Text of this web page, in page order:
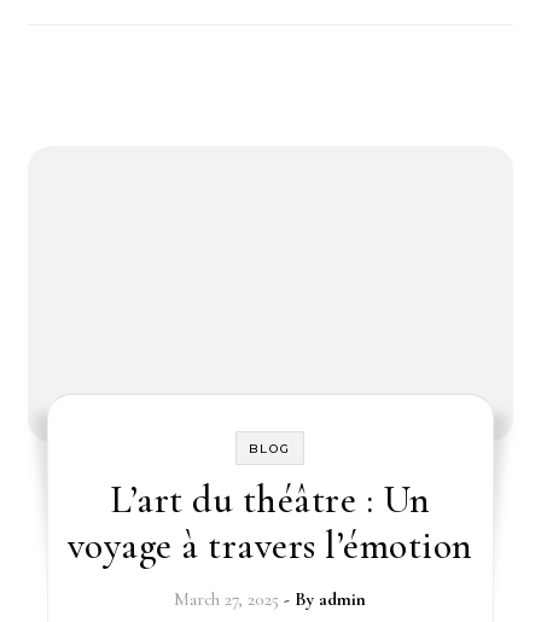
BLOG
L’art du théâtre : Un
voyage à travers l’émotion
March 27, 2025 - By admin